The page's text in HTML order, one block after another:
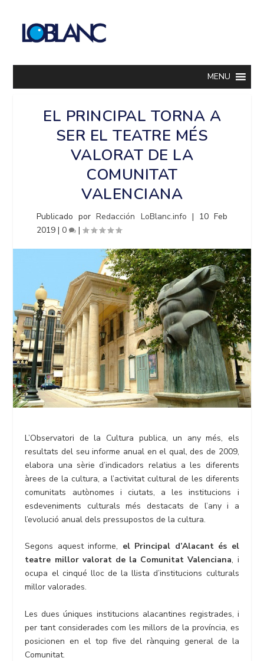
MENU
EL PRINCIPAL TORNA A
SER EL TEATRE MÉS
VALORAT DE LA
COMUNITAT
VALENCIANA
Publicado porRedacción LoBlanc.info | 10 Feb
2019 |0 |
L’Observatori de la Cultura publica, un any més, els
resultats del seu informe anual en el qual, des de 2009,
elabora una sèrie d’indicadors relatius a les diferents
àrees de la cultura, a l’activitat cultural de les diferents
comunitats autònomes i ciutats, a les institucions i
esdeveniments culturals més destacats de l’any i a
l’evolució anual dels pressupostos de la cultura.
Segons aquest informe, el Principal d’Alacant és el
teatre millor valorat de la Comunitat Valenciana, i
ocupa el cinqué lloc de la llista d’institucions culturals
millor valorades.
Les dues úniques institucions alacantines registrades, i
per tant considerades com les millors de la província, es
posicionen en el top five del rànquing general de la
Comunitat.